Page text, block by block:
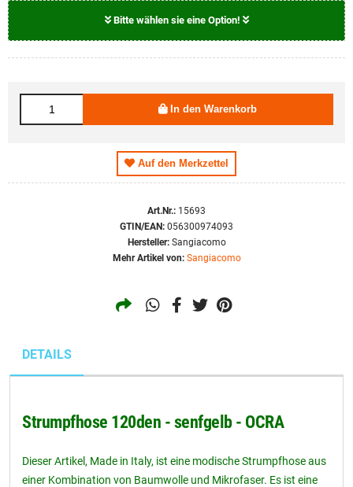
Bitte wählen sie eine Option!
L 19,95 EUR
In den Warenkorb
Auf den Merkzettel
Art.Nr.: 15693
GTIN/EAN: 056300974093
Hersteller: Sangiacomo
Mehr Artikel von: Sangiacomo
DETAILS
Strumpfhose 120den - senfgelb - OCRA
Dieser Artikel, Made in Italy, ist eine modische Strumpfhose aus
einer Kombination von Baumwolle und Mikrofaser. Es ist eine